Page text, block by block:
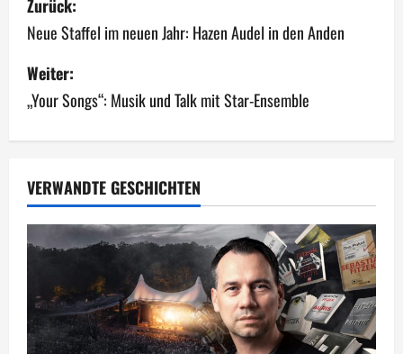
e
i
t
r
a
g
s
n
a
Zurück:
Neue Staffel im neuen Jahr: Hazen Audel in den Anden
Weiter:
„Your Songs“: Musik und Talk mit Star-Ensemble
VERWANDTE GESCHICHTEN